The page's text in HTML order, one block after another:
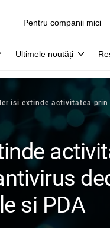
Pentru companii mici
Ultimele noutăți
isi extinde activitatea
si PDA